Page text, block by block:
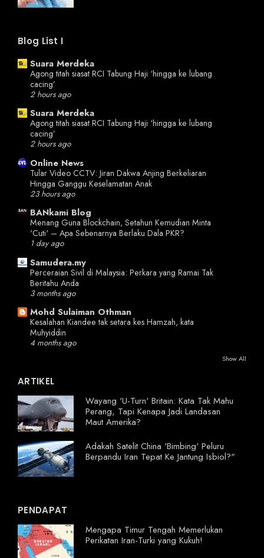
Blog List I
Suara Merdeka
Agong titah siasat RCI Tabung Haji ‘hingga ke lubang
cacing’
2 hours ago
Suara Merdeka
Agong titah siasat RCI Tabung Haji ‘hingga ke lubang
cacing’
2 hours ago
Online News
Tular Video CCTV: Jiran Dakwa Anjing Berkeliaran
Hingga Ganggu Keselamatan Anak
23 hours ago
BANkami Blog
Menang Guna Blockchain, Setahun Kemudian Minta
'Cuti' – Apa Sebenarnya Berlaku Dala PKR?
1 day ago
Samudera.my
Perceraian Sivil di Malaysia: Perkara yang Ramai Tak
Beritahu Anda
3 months ago
Mohd Sulaiman Othman
Kesalahan Kiandee tak setara kes Hamzah, kata
Muhyiddin
4 months ago
Show All
ARTIKEL
Wayang 'U-Turn' Britain: Kata Tak Mahu
Perang, Tapi Kenapa Jadi Landasan
Maut Amerika?
Adakah Satelit China 'Bimbing' Peluru
Berpandu Iran Tepat Ke Jantung Isbiol?"
PENDAPAT
Mengapa Timur Tengah Memerlukan
Perikatan Iran-Turki yang Kukuh!